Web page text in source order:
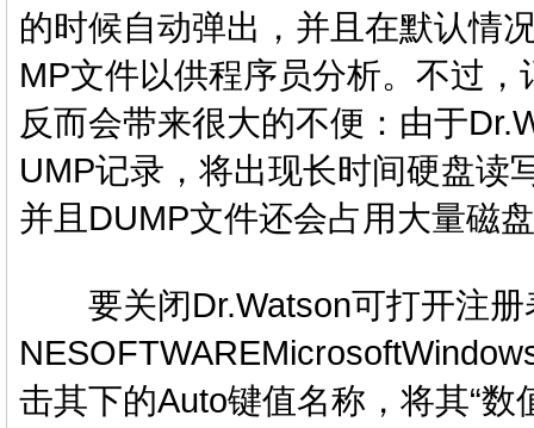
的时候自动弹出，并且在默认情
MP文件以供程序员分析。不过
反而会带来很大的不便：由于
UMP记录，将出现长时间硬盘读
并且DUMP文件还会占用大量磁
要关闭Dr.Watson可打开注册
击其下的Auto键值名称，将其“